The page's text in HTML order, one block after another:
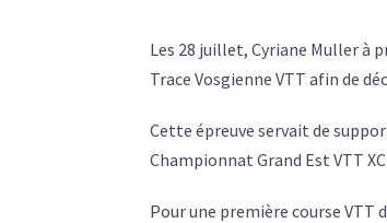
Les 28 juillet, Cyriane Muller à
Trace Vosgienne VTT afin de
Cette épreuve servait de
Championnat Grand Est VTT
Pour une première course VTT